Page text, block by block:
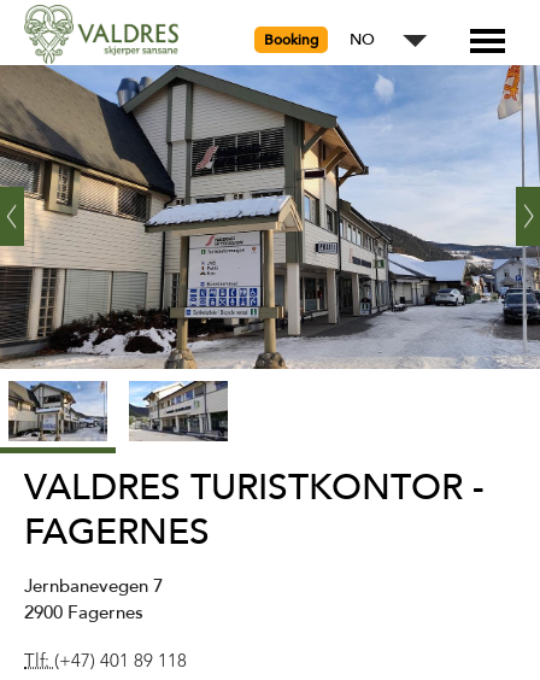
Booking NO
Prev
VALDRES TURISTKONTOR -
FAGERNES
Jernbanevegen 7
2900 Fagernes
Tlf:(+47) 401 89 118